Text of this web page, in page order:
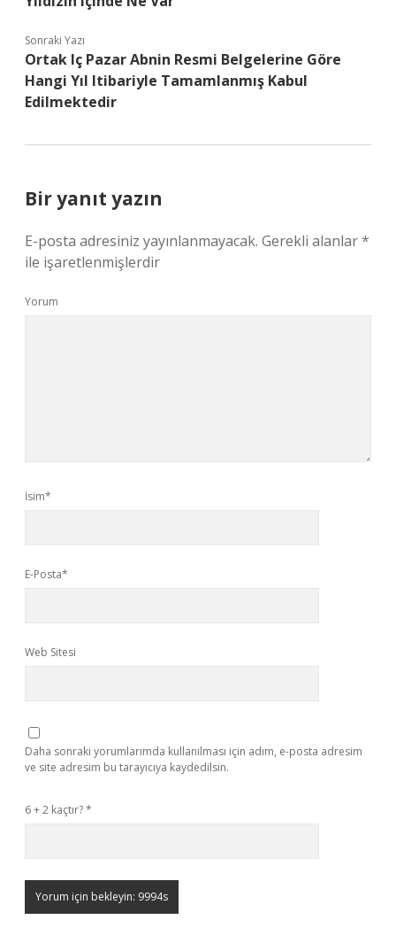
Sonraki Yazı
Ortak Iç Pazar Abnin Resmi Belgelerine Göre
Hangi Yıl Itibariyle Tamamlanmış Kabul
Edilmektedir
Bir yanıt yazın
E-posta adresiniz yayınlanmayacak. Gerekli alanlar*
ile işaretlenmişlerdir
Yorum
İsim*
E-Posta*
Web Sitesi
Daha sonraki yorumlarımda kullanılması için adım, e-posta adresim
ve site adresim bu tarayıcıya kaydedilsin.
6 + 2 kaçtır?*